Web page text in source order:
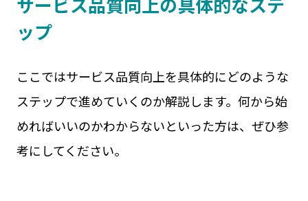
ップ
ここではサービス品質向上を具体的にどのような
ステップで進めていくのか解説します。何から始
めればいいのかわからないといった方は、ぜひ参
考にしてください。